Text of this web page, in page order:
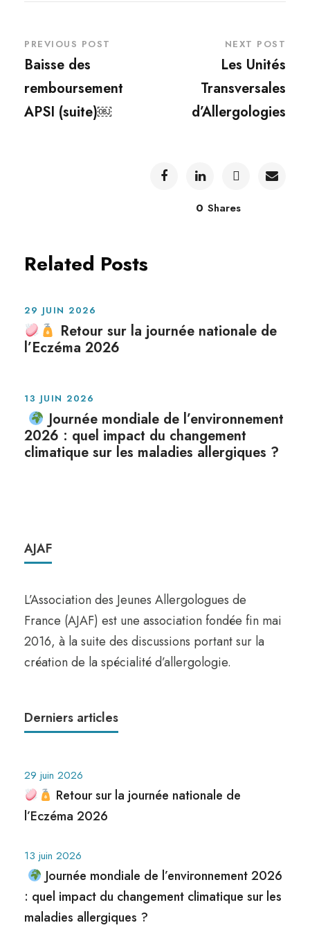
PREVIOUS POST
Baisse des
remboursement
APSI (suite)￼
NEXT POST
Les Unités
Transversales
d’Allergologies
0 Shares
Related Posts
29 JUIN 2026
Retour sur la journée nationale de
l’Eczéma 2026
13 JUIN 2026
Journée mondiale de l’environnement
2026 : quel impact du changement
climatique sur les maladies allergiques ?
AJAF
L’Association des Jeunes Allergologues de
France (AJAF) est une association fondée fin mai
2016, à la suite des discussions portant sur la
création de la spécialité d’allergologie.
Derniers articles
29 juin 2026
Retour sur la journée nationale de
l’Eczéma 2026
13 juin 2026
Journée mondiale de l’environnement 2026
: quel impact du changement climatique sur les
maladies allergiques ?